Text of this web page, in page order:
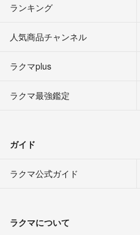
ランキング
人気商品チャンネル
ラクマplus
ラクマ最強鑑定
ガイド
ラクマ公式ガイド
ラクマについて